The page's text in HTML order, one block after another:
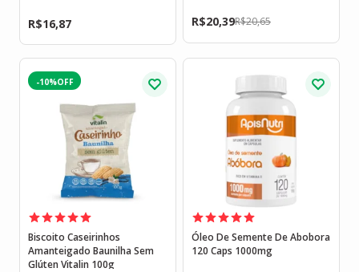
R$16,87 R$20,65
R$20,39
-10%
Biscoito Caseirinhos
Amanteigado Baunilha Sem
Glúten Vitalin 100g
Óleo De Semente De Abobora
120 Caps 1000mg